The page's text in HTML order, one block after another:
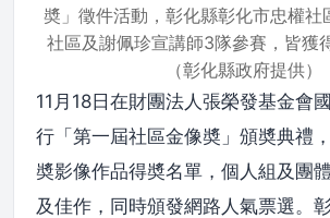
奬」徵件活動，彰化縣彰化市忠權社
社區及謝佩珍宣講師3隊參賽，皆獲
（彰化縣政府提供）
11月18日在財團法人張榮發基金會
行「第一屆社區金像奬」頒奬典禮
奬影像作品得奬名單，個人組及團
及佳作，同時頒發網路人氣票選。